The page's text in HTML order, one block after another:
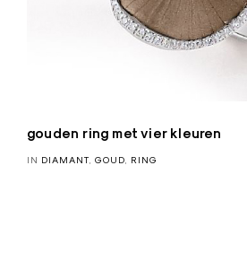
gouden ring met vier kleuren
IN DIAMANT GOUD RING